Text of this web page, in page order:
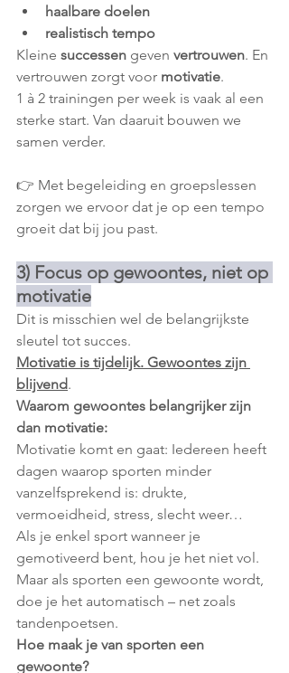
haalbare doelen
realistisch tempo
Kleine successen geven vertrouwen. En
vertrouwen zorgt voor motivatie.
1 à 2 trainingen per week is vaak al een
sterke start. Van daaruit bouwen we
samen verder.
👉 Met begeleiding en groepslessen
zorgen we ervoor dat je op een tempo
groeit dat bij jou past.
3) Focus op gewoontes, niet op
motivatie
Dit is misschien wel de belangrijkste
sleutel tot succes.
Motivatie is tijdelijk. Gewoontes zijn
blijvend.
Waarom gewoontes belangrijker zijn
dan motivatie:
Motivatie komt en gaat: Iedereen heeft
dagen waarop sporten minder
vanzelfsprekend is: drukte,
vermoeidheid, stress, slecht weer…
Als je enkel sport wanneer je
gemotiveerd bent, hou je het niet vol.
Maar als sporten een gewoonte wordt,
doe je het automatisch – net zoals
tandenpoetsen.
Hoe maak je van sporten een
gewoonte?